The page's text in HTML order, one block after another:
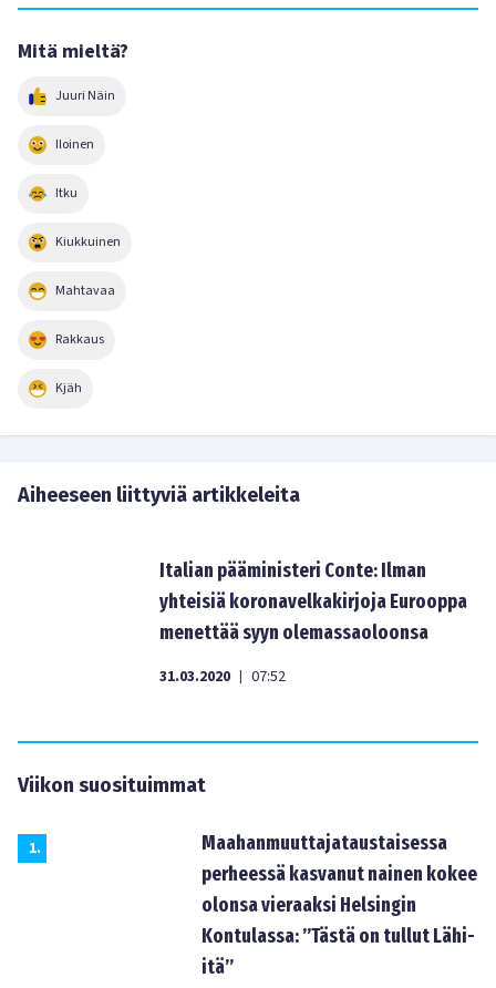
Mitä mieltä?
Juuri Näin
Iloinen
Itku
Kiukkuinen
Mahtavaa
Rakkaus
Kjäh
Aiheeseen liittyviä artikkeleita
Italian pääministeri Conte: Ilman
yhteisiä koronavelkakirjoja Eurooppa
menettää syyn olemassaoloonsa
31.03.2020 | 07:52
Viikon suosituimmat
1.
Maahanmuuttajataustaisessa
perheessä kasvanut nainen kokee
olonsa vieraaksi Helsingin
Kontulassa: ”Tästä on tullut Lähi-
itä”